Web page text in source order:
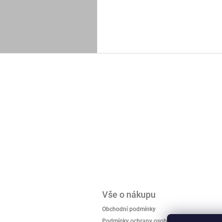
Vše o nákupu
Obchodní podmínky